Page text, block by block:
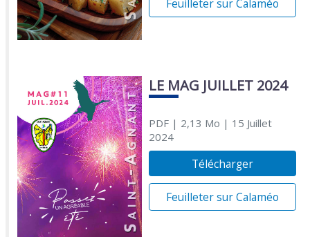
Feuilleter sur Calaméo
LE MAG JUILLET 2024
PDF| 2,13 Mo | 15 Juillet
2024
Télécharger
Feuilleter sur Calaméo